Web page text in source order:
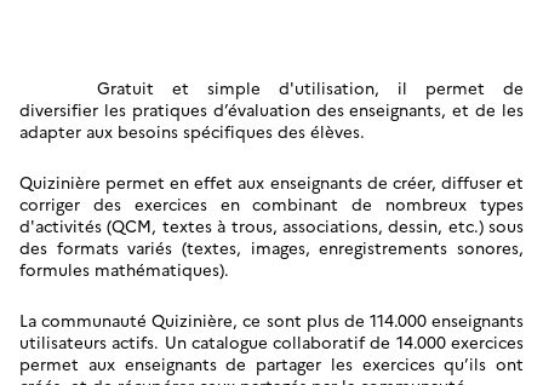
Gratuit et simple d'utilisation, il permet de
diversifier les pratiques d’évaluation des enseignants, et de les
adapter aux besoins spécifiques des élèves.
Quizinière permet en effet aux enseignants de créer, diffuser et
corriger des exercices en combinant de nombreux types
d'activités (QCM, textes à trous, associations, dessin, etc.) sous
des formats variés (textes, images, enregistrements sonores,
formules mathématiques).
La communauté Quizinière, ce sont plus de 114.000 enseignants
utilisateurs actifs. Un catalogue collaboratif de 14.000 exercices
permet aux enseignants de partager les exercices qu’ils ont